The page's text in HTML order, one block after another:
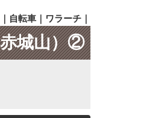
｜ 自転車 ｜ ワラーチ ｜
城山）②